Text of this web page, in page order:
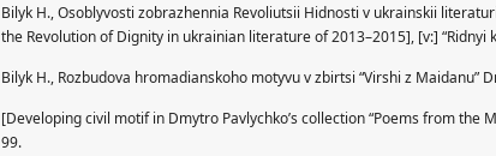
Bilyk H., Osoblyvosti zobrazhennia Revoliutsii Hidnosti v ukrainskii
the Revolution of Dignity in ukrainian literature of 2013–2015], [v:] “Ridnyi
Bilyk H., Rozbudova hromadianskoho motyvu v zbirtsi “Virshi z Maidanu”
[Developing civil motif in Dmytro Pavlychko’s collection “Poems from the
99.